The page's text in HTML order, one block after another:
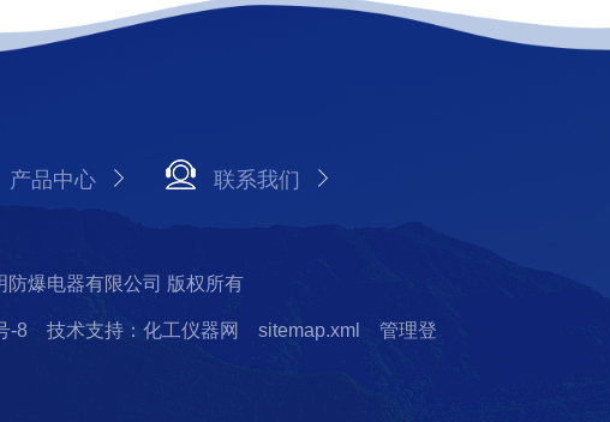
产品中心 联系我们
爆电器有限公司 版权所有
-8 技术支持：化工仪器网 sitemap.xml
管理登